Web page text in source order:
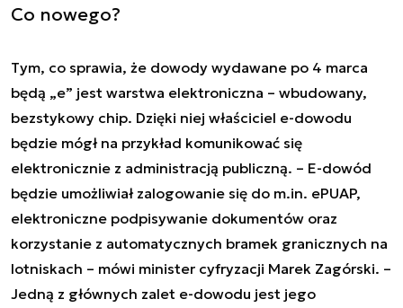
Co nowego?
Tym, co sprawia, że dowody wydawane po 4 marca
będą „e” jest warstwa elektroniczna – wbudowany,
bezstykowy chip. Dzięki niej właściciel e-dowodu
będzie mógł na przykład komunikować się
elektronicznie z administracją publiczną. – E-dowód
będzie umożliwiał zalogowanie się do m.in. ePUAP,
elektroniczne podpisywanie dokumentów oraz
korzystanie z automatycznych bramek granicznych na
lotniskach – mówi minister cyfryzacji Marek Zagórski. –
Jedną z głównych zalet e-dowodu jest jego